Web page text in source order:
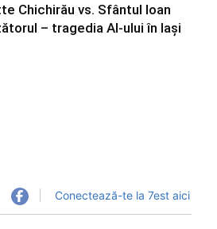
Chichirău vs. Sfântul Ioan
– tragedia AI-ului în Iași
Conectează-te la 7est aici